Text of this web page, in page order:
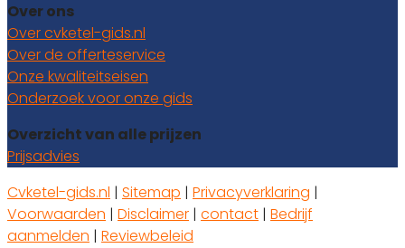
Over ons
Over cvketel-gids.nl
Over de offerteservice
Onze kwaliteitseisen
Onderzoek voor onze gids
Overzicht van alle prijzen
Prijsadvies
Cvketel-gids.nl | Sitemap | Privacyverklaring |
Voorwaarden | Disclaimer | contact | Bedrijf
aanmelden | Reviewbeleid